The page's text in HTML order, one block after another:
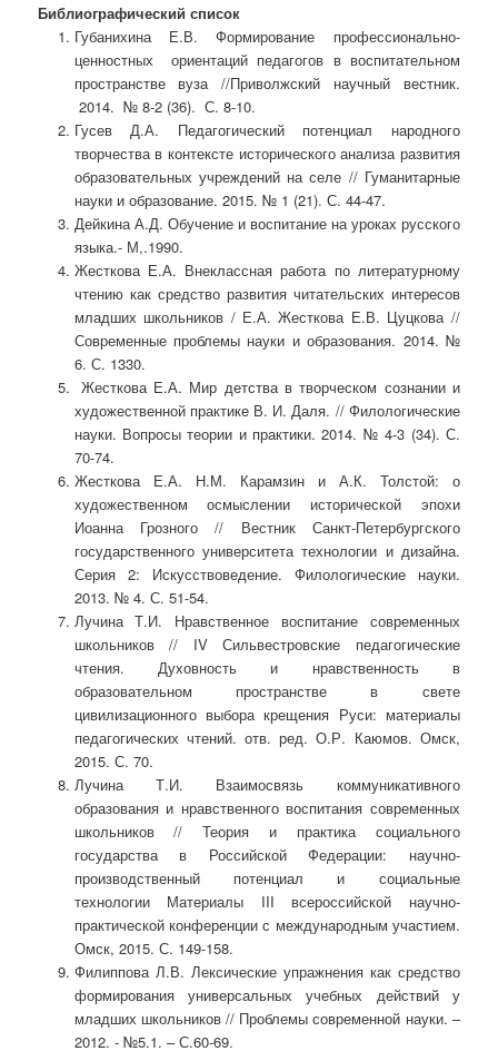
Библиографический список
Губанихина Е.В. Формирование профессионально-
ценностных ориентаций педагогов в воспитательном
пространстве вуза //Приволжский научный вестник.
2014. № 8-2 (36). С. 8-10.
Гусев Д.А. Педагогический потенциал народного
творчества в контексте исторического анализа развития
образовательных учреждений на селе // Гуманитарные
науки и образование. 2015. № 1 (21). С. 44-47.
Дейкина А.Д. Обучение и воспитание на уроках русского
языка.- М,.1990.
Жесткова Е.А. Внеклассная работа по литературному
чтению как средство развития читательских интересов
младших школьников / Е.А. Жесткова Е.В. Цуцкова //
Современные проблемы науки и образования. 2014. №
6. С. 1330.
Жесткова Е.А. Мир детства в творческом сознании и
художественной практике В. И. Даля. // Филологические
науки. Вопросы теории и практики. 2014. № 4-3 (34). С.
70-74.
Жесткова Е.А. Н.М. Карамзин и А.К. Толстой: о
художественном осмыслении исторической эпохи
Иоанна Грозного // Вестник Санкт-Петербургского
государственного университета технологии и дизайна.
Серия 2: Искусствоведение. Филологические науки.
2013. № 4. С. 51-54.
Лучина Т.И. Нравственное воспитание современных
школьников // IV Сильвестровские педагогические
чтения. Духовность и нравственность в
образовательном пространстве в свете
цивилизационного выбора крещения Руси: материалы
педагогических чтений. отв. ред. О.Р. Каюмов. Омск,
2015. С. 70.
Лучина Т.И. Взаимосвязь коммуникативного
образования и нравственного воспитания современных
школьников // Теория и практика социального
государства в Российской Федерации: научно-
производственный потенциал и социальные
технологии Материалы III всероссийской научно-
практической конференции с международным участием.
Омск, 2015. С. 149-158.
Филиппова Л.В. Лексические упражнения как средство
формирования универсальных учебных действий у
младших школьников // Проблемы современной науки. –
2012. - №5.1. – С.60-69.